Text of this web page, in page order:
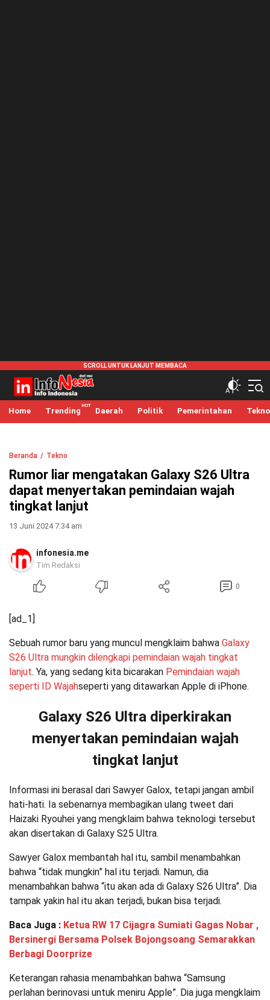
infonesia.me
Info Indonesia
Home Trending Daerah Politik Pemerintahan Tekno
Beranda Tekno
Rumor liar mengatakan Galaxy S26 Ultra
dapat menyertakan pemindaian wajah
tingkat lanjut
13 Juni 2024 7:34 am
infonesia.me
Tim Redaksi
0
[ad_1]
Sebuah rumor baru yang muncul mengklaim bahwa Galaxy
S26 Ultra mungkin dilengkapi pemindaian wajah tingkat
lanjut. Ya, yang sedang kita bicarakan Pemindaian wajah
seperti ID Wajahseperti yang ditawarkan Apple di iPhone.
Galaxy S26 Ultra diperkirakan
menyertakan pemindaian wajah
tingkat lanjut
Informasi ini berasal dari Sawyer Galox, tetapi jangan ambil
hati-hati. Ia sebenarnya membagikan ulang tweet dari
Haizaki Ryouhei yang mengklaim bahwa teknologi tersebut
akan disertakan di Galaxy S25 Ultra.
Sawyer Galox membantah hal itu, sambil menambahkan
bahwa “tidak mungkin” hal itu terjadi. Namun, dia
menambahkan bahwa “itu akan ada di Galaxy S26 Ultra”. Dia
tampak yakin hal itu akan terjadi, bukan bisa terjadi.
Baca Juga : Ketua RW 17 Cijagra Sumiati Gagas Nobar ,
Bersinergi Bersama Polsek Bojongsoang Semarakkan
Berbagi Doorprize
Keterangan rahasia menambahkan bahwa “Samsung
perlahan berinovasi untuk meniru Apple”. Dia juga mengklaim